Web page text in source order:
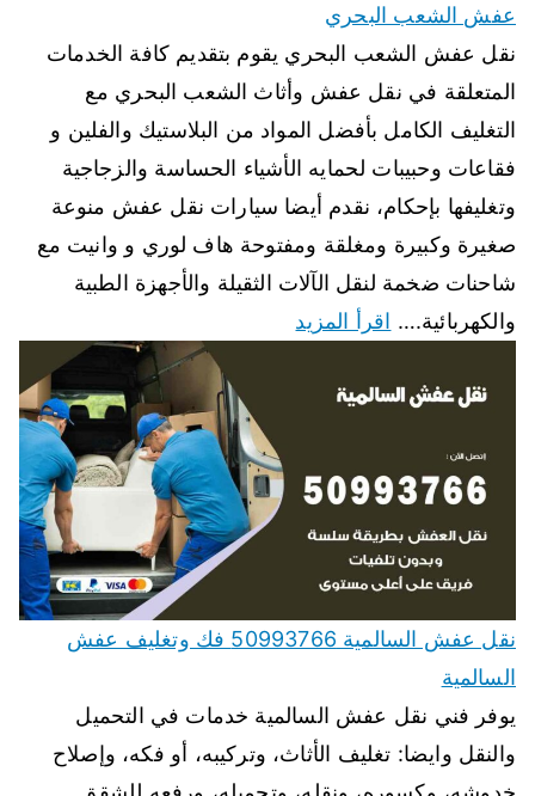
عفش الشعب البحري
نقل عفش الشعب البحري يقوم بتقديم كافة الخدمات
المتعلقة في نقل عفش وأثاث الشعب البحري مع
التغليف الكامل بأفضل المواد من البلاستيك والفلين و
فقاعات وحبيبات لحمايه الأشياء الحساسة والزجاجية
وتغليفها بإحكام، نقدم أيضا سيارات نقل عفش منوعة
صغيرة وكبيرة ومغلقة ومفتوحة هاف لوري و وانيت مع
شاحنات ضخمة لنقل الآلات الثقيلة والأجهزة الطبية
والكهربائية.… اقرأ المزيد
نقل عفش السالمية 50993766 فك وتغليف عفش
السالمية
يوفر فني نقل عفش السالمية خدمات في التحميل
والنقل وايضا: تغليف الأثاث، وتركيبه، أو فكه، وإصلاح